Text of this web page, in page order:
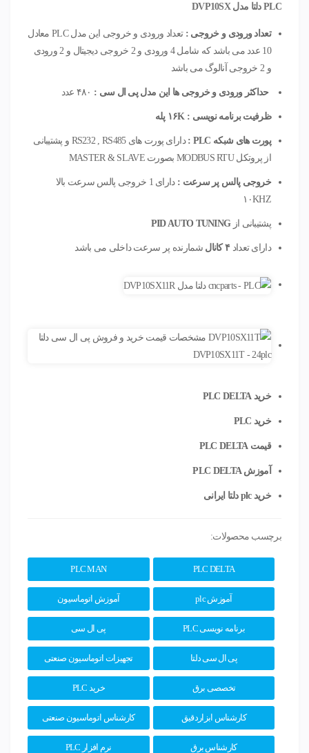
PLC دلتا مدل DVP10SX
تعداد ورودی و خروجی :
تعداد ورودی و خروجی این مدل PLC معادل
10 عدد می باشد که شامل 4 ورودی و 2 خروجی دیجیتال و 2 ورودی
و 2 خروجی آنالوگ می باشد
حداکثر ورودی و خروجی ها این مدل پی ال سی :
ظرفیت برنامه نویسی : ۱۶K پله
پورت های شبکه PLC :
دارای پورت های RS232 , RS485 و پشتیبانی
از پروتکل MODBUS RTU بصورت MASTER & SLAVE
خروجی پالس پر سرعت :
دارای 1 خروجی پالس سرعت بالا
۱۰KHZ
پشتیبانی ازPID AUTO TUNING
دارای تعداد۴ کانال شمارنده پر سرعت داخلی می باشد
خرید PLC DELTA
خرید PLC
قیمت PLC DELTA
آموزش PLC DELTA
خرید plc دلتا ایرانی
برچسب محصولات:
PLC DELTA
PLC MAN
آموزش plc آموزش اتوماسیون
برنامه نویسی PLC پی ال سی
پی ال سی دلتا تجهیزات اتوماسیون صنعتی
تخصصی برق خرید PLC
کارشناس ابزاردقیق کارشناس اتوماسیون صنعتی
کارشناس برق نرم افزار PLC